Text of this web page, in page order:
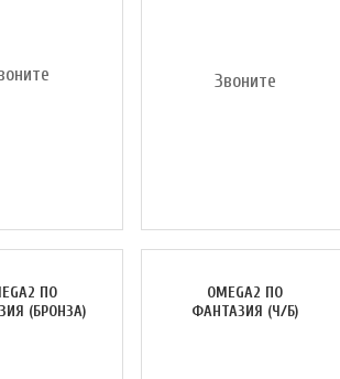
Звоните
ПО
(БРОНЗА)
OMEGA2 ПО
ФАНТАЗИЯ (Ч/Б)